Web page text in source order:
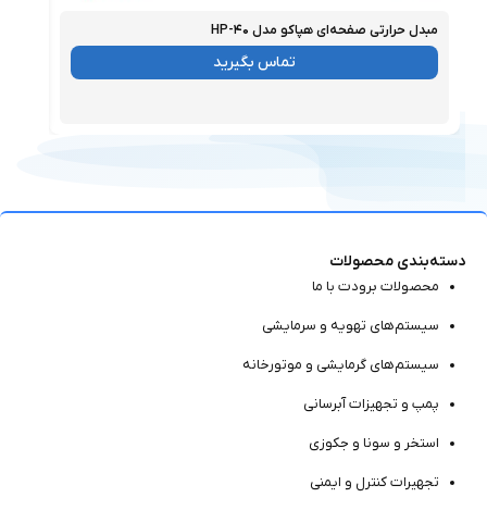
مبدل حرارتی صفحه‌ای هپاکو مدل HP-۴۰
موجود
تماس بگیرید
دسته‌بندی محصولات
محصولات برودت با ما
سیستم‌های تهویه و سرمایشی
سیستم‌های گرمایشی و موتور‌خانه
پمپ و تجهیزات آبرسانی
استخر و سونا و جکوزی
تجهیرات کنترل و ایمنی